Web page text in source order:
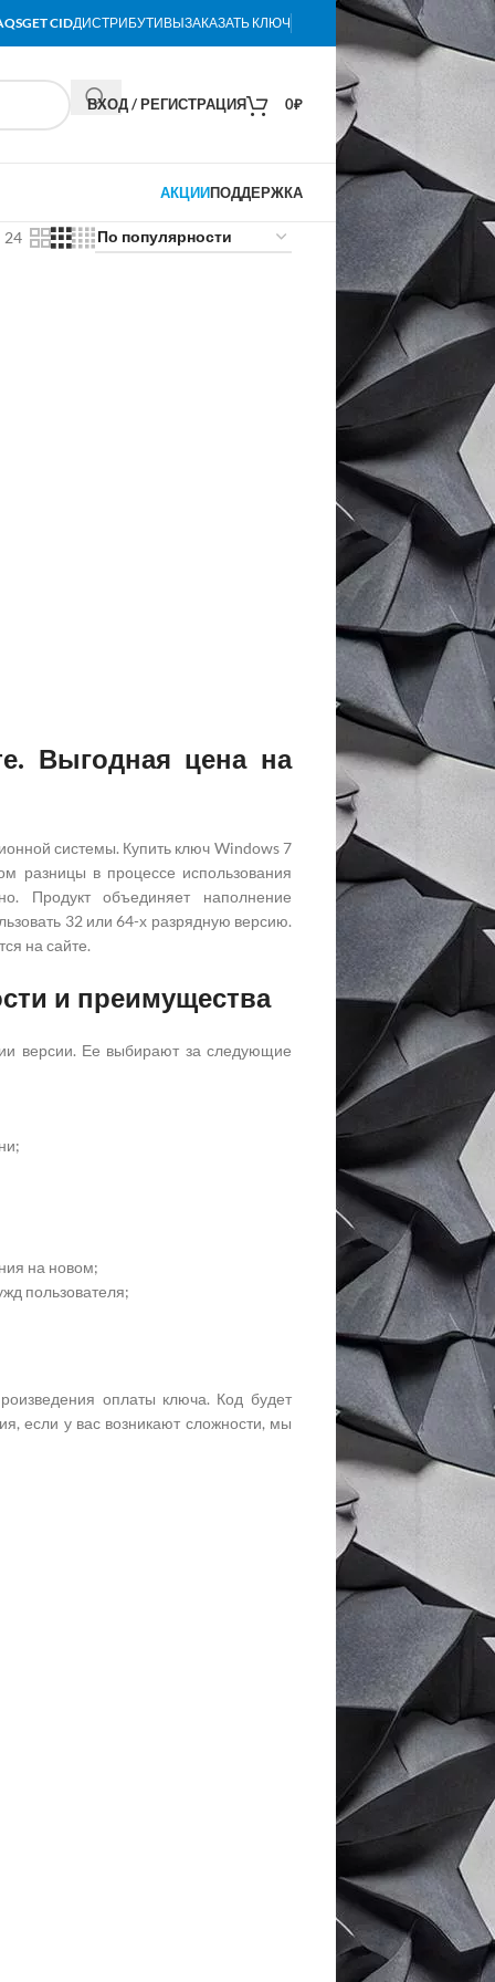
GET CIDДИСТРИБУТИВЫЗАКАЗАТЬ КЛЮЧ
ВХОД / РЕГИСТРАЦИЯ 0₽
АКЦИИПОДДЕРЖКА
24
Выгодная цена на
системы. Купить ключ Windows 7
разницы в процессе использования
Продукт объединяет наполнение
32 или 64-х разрядную версию.
на сайте.
и преимущества
версии. Ее выбирают за следующие
на новом;
пользователя;
оплаты ключа. Код будет
если у вас возникают сложности, мы